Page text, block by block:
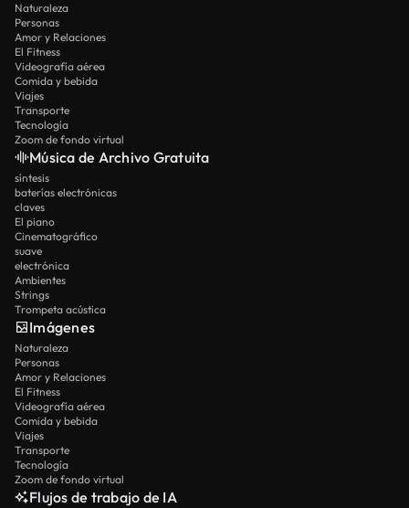
Naturaleza
Personas
Amor y Relaciones
El Fitness
Videografía aérea
Comida y bebida
Viajes
Transporte
Tecnología
Zoom de fondo virtual
Música de Archivo Gratuita
síntesis
baterías electrónicas
claves
El piano
Cinematográfico
suave
electrónica
Ambientes
Strings
Trompeta acústica
Imágenes
Naturaleza
Personas
Amor y Relaciones
El Fitness
Videografía aérea
Comida y bebida
Viajes
Transporte
Tecnología
Zoom de fondo virtual
Flujos de trabajo de IA